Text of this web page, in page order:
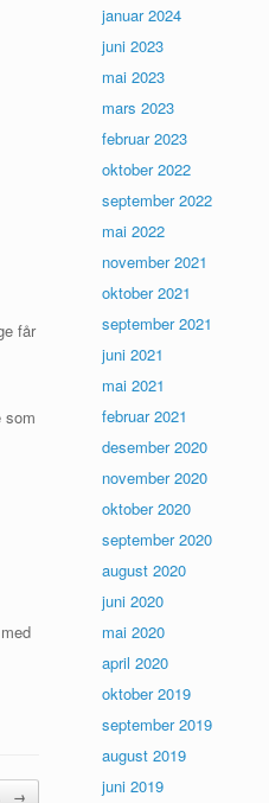
får
som
→
januar 2024
juni 2023
mai 2023
mars 2023
februar 2023
oktober 2022
september 2022
mai 2022
november 2021
oktober 2021
september 2021
juni 2021
mai 2021
februar 2021
desember 2020
november 2020
oktober 2020
september 2020
august 2020
juni 2020
mai 2020
april 2020
oktober 2019
september 2019
august 2019
juni 2019